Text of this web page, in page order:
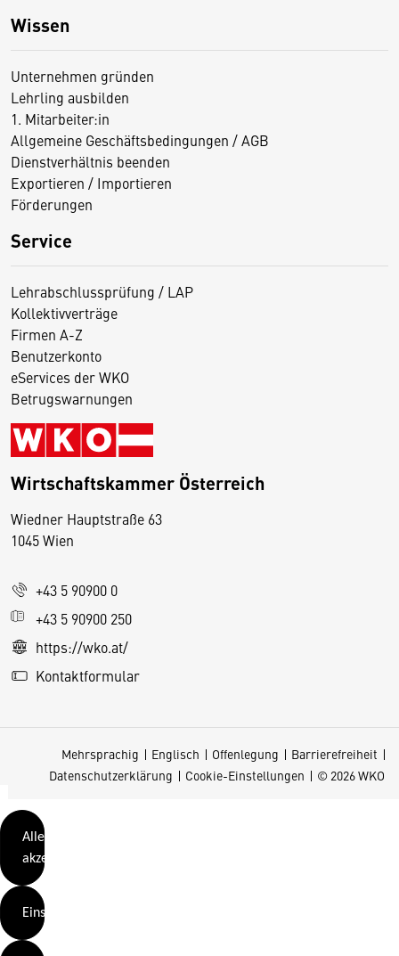
Wissen
Unternehmen gründen
Lehrling ausbilden
1. Mitarbeiter:in
Allgemeine Geschäftsbedingungen / AGB
Dienstverhältnis beenden
Exportieren / Importieren
Förderungen
Service
Lehrabschlussprüfung / LAP
Kollektivverträge
Firmen A-Z
Benutzerkonto
eServices der WKO
Betrugswarnungen
Wirtschaftskammer Österreich
Wiedner Hauptstraße 63
1045 Wien
+43 5 90900 0
+43 5 90900 250
https://wko.at/
Kontaktformular
Mehrsprachig Englisch Offenlegung
Barrierefreiheit
Datenschutzerklärung
Cookie-Einstellungen © 2026 WKO
D
s
e
S
e
w
d
t
Alle
akzeptieren
Einstellungen